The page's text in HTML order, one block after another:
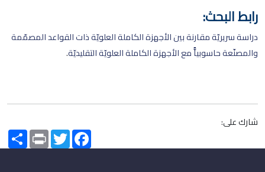
رابط البحث:
دراسة سريريّة مقارنة بين الأجهزة الكاملة العلويّة ذات القواعد المصمّمة
والمصنّعة حاسوبياًّ مع الأجهزة الكاملة العلويّة التقليديّة.
شارك على:
Share PrintTwitterFacebook